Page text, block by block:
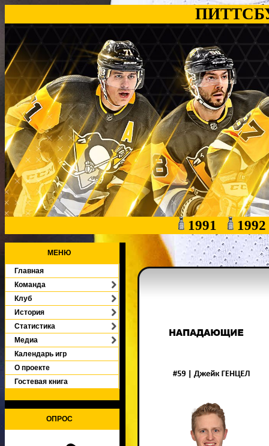
1991
МЕНЮ
Главная
Команда
Клуб
История
Статистика
Медиа
Календарь игр
О проекте
Гостевая книга
ОПРОС